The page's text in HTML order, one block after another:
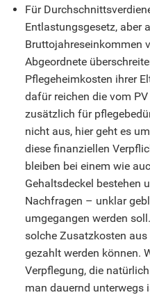
Für
Entlastungsgesetz, aber
Bruttojahreseinkommen
Abgeordnete
Pflegeheimkosten ihrer
dafür reichen die vom
zusätzlich für
nicht aus, hier geht es
diese finanziellen
bleiben bei einem wie
Gehaltsdeckel bestehen
Nachfragen – unklar
umgegangen werden
solche Zusatzkosten
gezahlt werden können.
Verpflegung, die
man dauernd unterwegs